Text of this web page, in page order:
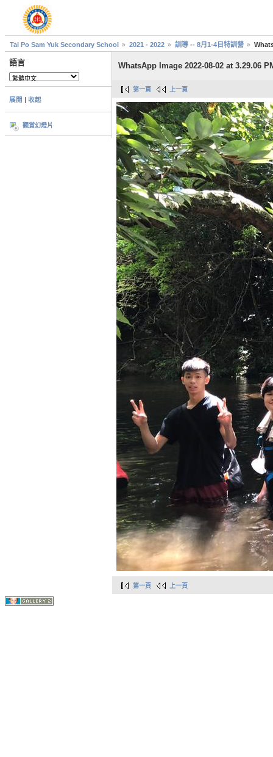
Tai Po Sam Yuk Secondary School 2021 - 2022 訓導 -- 8月1-4日特訓營
語言
展開 | 收起
觀賞幻燈片
WhatsApp Image 2022-08-02 at 3.29.06
第一頁 上一頁
第一頁 上一頁